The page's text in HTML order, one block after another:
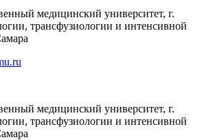
медицинский университет, г.
трансфузиологии и интенсивной
медицинский университет, г.
трансфузиологии и интенсивной